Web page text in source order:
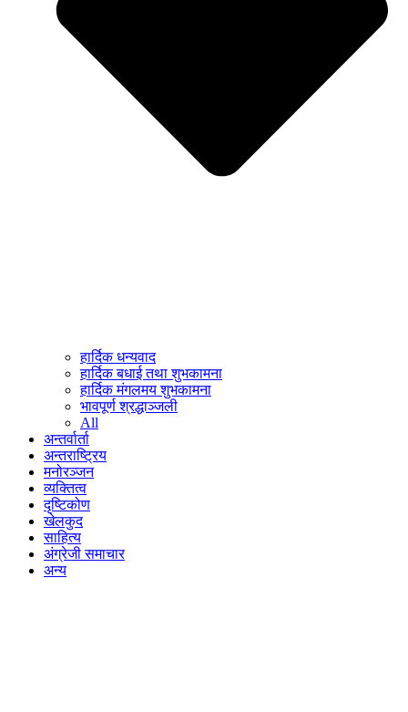
हार्दिक धन्यवाद
हार्दिक बधाई तथा शुभकामना
हार्दिक मंगलमय शुभकामना
भावपूर्ण श्रद्धाञ्जली
All
अन्तर्वार्ता
अन्तराष्ट्रिय
मनोरञ्जन
व्यक्तित्व
दृष्टिकोण
खेलकुद
साहित्य
अंग्रेजी समाचार
अन्य